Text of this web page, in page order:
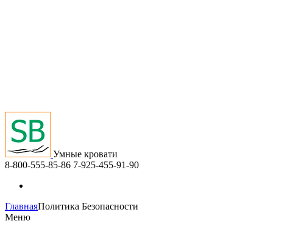
Умные кровати
8-800-555-85-86 7-925-455-91-90
ГлавнаяПолитика Безопасности
Меню